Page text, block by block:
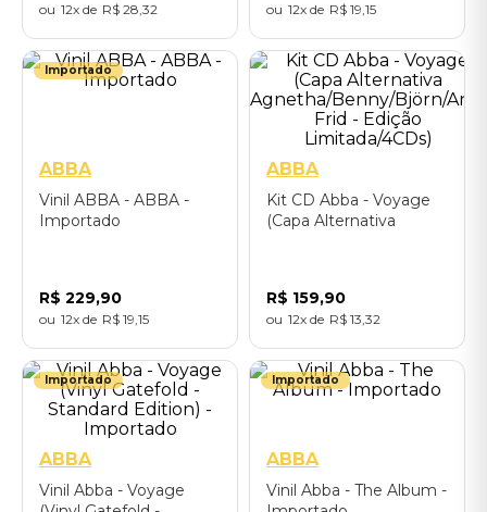
12 R$ 28,32 12 R$ 19,15
Importado
ABBA
Vinil ABBA - ABBA -
Importado
R$ 229,90
12 R$ 19,15
ABBA
Kit CD Abba - Voyage
(Capa Alternativa
R$ 159,90
12 R$ 13,32
Importado
ABBA
Vinil Abba - Voyage
Importado
ABBA
Vinil Abba - The Album -